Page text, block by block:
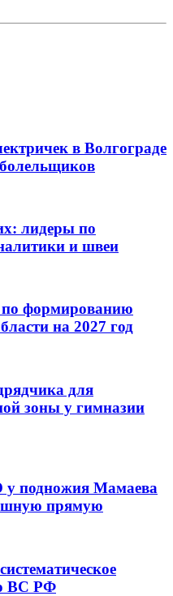
в Волгограде
лидеры по
и швеи
по формированию
на 2027 год
для
зоны у гимназии
у подножия Мамаева
прямую
о ВС РФ